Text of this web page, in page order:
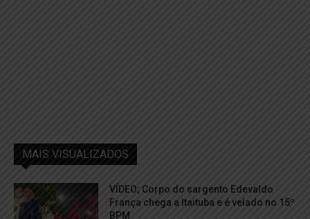
MAIS VISUALIZADOS
VÍDEO; Corpo do sargento Edevaldo
França chega a Itaituba e é velado no 15º
BPM